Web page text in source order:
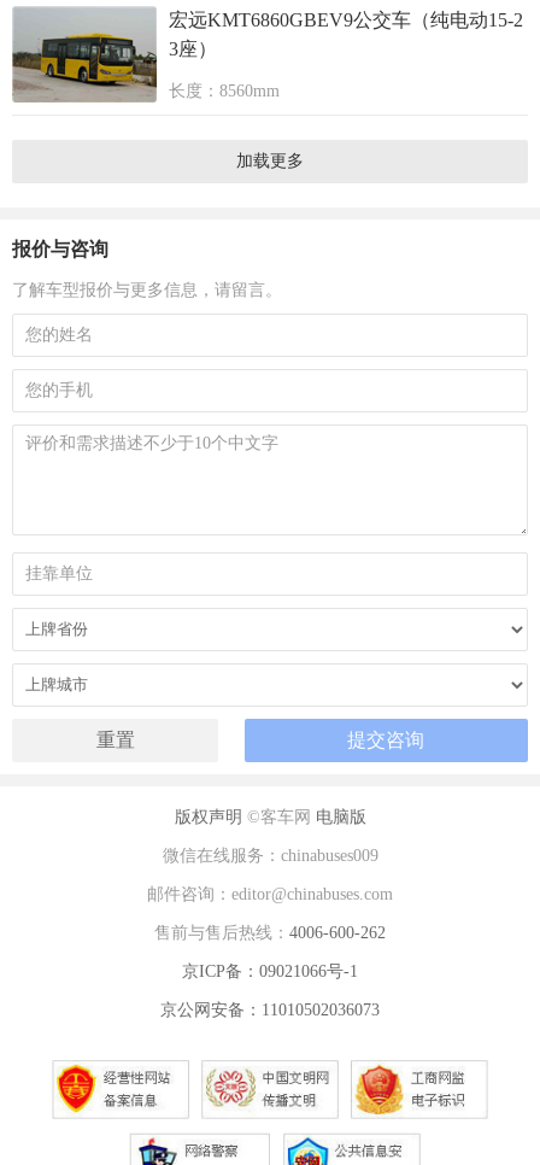
宏远KMT6860GBEV9公交车（纯电动15-2
3座）
长度：8560mm
加载更多
报价与咨询
了解车型报价与更多信息，请留言。
版权声明 ©客车网 电脑版
微信在线服务：chinabuses009
邮件咨询：editor@chinabuses.com
售前与售后热线： 4006-600-262
京ICP备：09021066号-1
京公网安备：11010502036073